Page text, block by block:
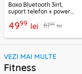
Boxa Bluetooth 3in1,
suport telefon + power
BR200
4999 lei 6199 lei
VEZI MAI MULTE
Fitness